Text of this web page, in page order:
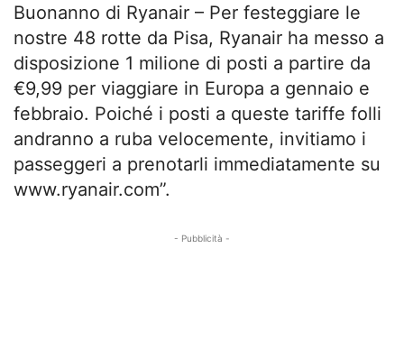
Buonanno di Ryanair – Per festeggiare le
nostre 48 rotte da Pisa, Ryanair ha messo a
disposizione 1 milione di posti a partire da
€9,99 per viaggiare in Europa a gennaio e
febbraio. Poiché i posti a queste tariffe folli
andranno a ruba velocemente, invitiamo i
passeggeri a prenotarli immediatamente su
www.ryanair.com”.
- Pubblicità -